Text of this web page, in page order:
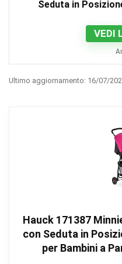
Seduta in
VEDI
Ultimo aggiornamento: 16/07/
Hauck 171387
con Seduta in
per Bambini a